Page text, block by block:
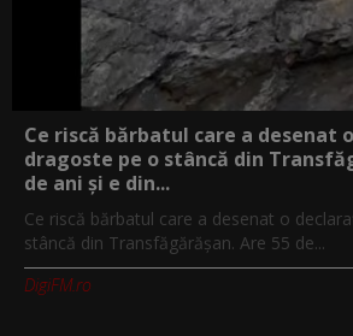
Ce riscă bărbatul care a desenat
dragoste pe o stâncă din
de ani și e din...
Ce riscă bărbatul care a desenat o
stâncă din Transfăgărășan. Are 55 de...
DigiFM.ro